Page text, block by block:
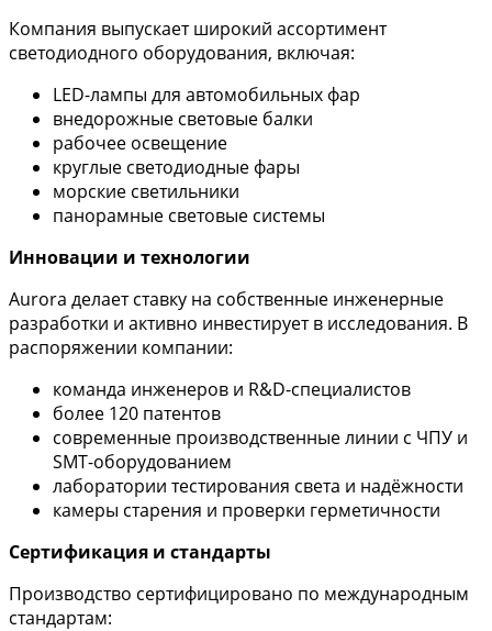
Компания выпускает широкий ассортимент
светодиодного оборудования, включая:
LED-лампы для автомобильных фар
внедорожные световые балки
рабочее освещение
круглые светодиодные фары
морские светильники
панорамные световые системы
Инновации и технологии
Aurora делает ставку на собственные инженерные
разработки и активно инвестирует в исследования. В
распоряжении компании:
команда инженеров и R&D-специалистов
более 120 патентов
современные производственные линии с ЧПУ и
SMT-оборудованием
лаборатории тестирования света и надёжности
камеры старения и проверки герметичности
Сертификация и стандарты
Производство сертифицировано по международным
стандартам: